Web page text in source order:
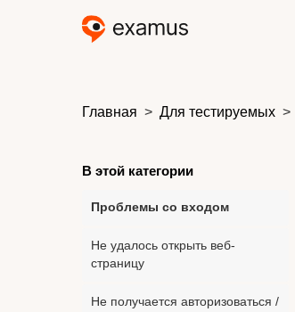
Главная Для тестируемых
В этой категории
Проблемы со входом
Не удалось открыть веб-
страницу
Не получается авторизоваться /